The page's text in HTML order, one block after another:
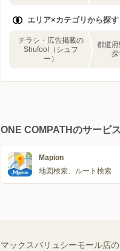
エリア×カテゴリから探す
チラシ・広告掲載の
Shufoo!（シュフ
ー）
都道府
探
ONE COMPATHのサービス
Mapion
地図検索、ルート検索
マックスバリュシーモール店